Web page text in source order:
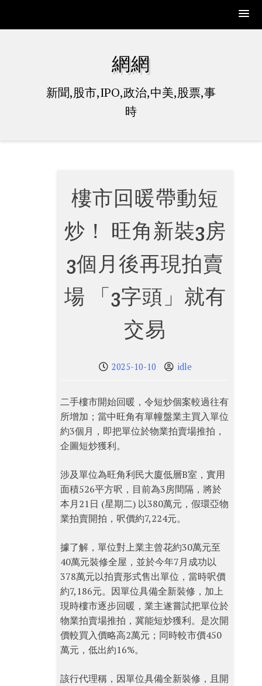
網網
新聞,股市,IPO,政治,中美,股票,事
時
樓市回暖帶動短
炒！ 旺角新裝3房
3個月後再現拍賣
場 「3字頭」就有
交易
2025-10-10 idle
二手樓市開始回暖，令短炒個案較過往有
所增加；當中旺角有單幢盤業主買入單位
約3個月，即把單位於物業拍賣場推拍，
企圖短炒獲利。
涉及單位為旺角利民大廈低層B室，實用
面積526平方呎，目前為3房間隔，將於
本月21日 (星期二) 以380萬元，假環亞物
業拍賣開拍，呎價約7,224元。
據了解，單位對上業主曾花約30萬元至
40萬元裝修全屋，並於今年7月成功以
378萬元以拍賣形式售出單位，當時呎價
約7,186元。因單位具備全新裝修，加上
現時樓市逐步回暖，業主遂嘗試把單位於
物業拍賣場推拍，冀能短炒獲利。是次開
價較買入價略高2萬元；同時較市價450
萬元，低出約16%。
該行代理稱，因單位具備全新裝修，且開